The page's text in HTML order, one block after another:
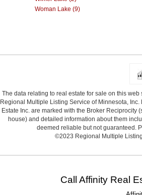
Woman Lake (9)
The data relating to real estate for sale on this
Regional Multiple Listing Service of Minnesota,
Estate Inc. are marked with the Broker
house) and detailed information about them
deemed reliable but not guaranteed.
©2023 Regional Multiple
Call Affinity Real